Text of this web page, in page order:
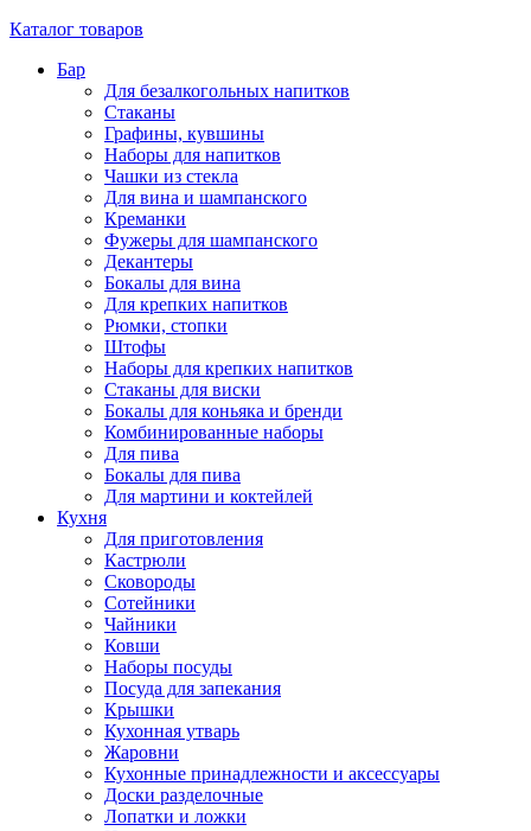
Каталог товаров
Бар
Для безалкогольных напитков
Стаканы
Графины, кувшины
Наборы для напитков
Чашки из стекла
Для вина и шампанского
Креманки
Фужеры для шампанского
Декантеры
Бокалы для вина
Для крепких напитков
Рюмки, стопки
Штофы
Наборы для крепких напитков
Стаканы для виски
Бокалы для коньяка и бренди
Комбинированные наборы
Для пива
Бокалы для пива
Для мартини и коктейлей
Кухня
Для приготовления
Кастрюли
Сковороды
Сотейники
Чайники
Ковши
Наборы посуды
Посуда для запекания
Крышки
Кухонная утварь
Жаровни
Кухонные принадлежности и аксессуары
Доски разделочные
Лопатки и ложки